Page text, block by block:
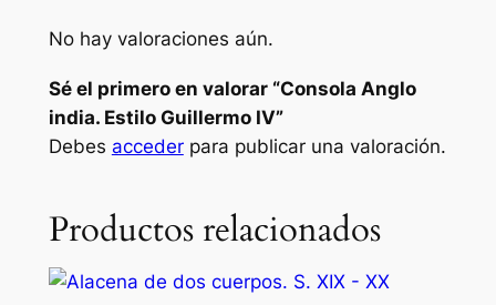
.
E
s
t
o
u
No hay valoraciones aún.
Sé el primero en valorar “Consola Anglo
india. Estilo Guillermo IV”
Debes accederpara publicar una valoración.
Productos relacionados